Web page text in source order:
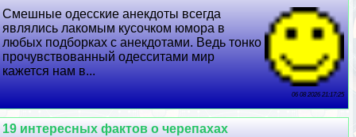
Смешные одесские анекдоты всегда
являлись лакомым кусочком юмора в
любых подборках с анекдотами. Ведь тонко
прочувствованный одесситами мир
кажется нам в...
06 08 2026 21:17:25
19 интересных фактов о черепахах